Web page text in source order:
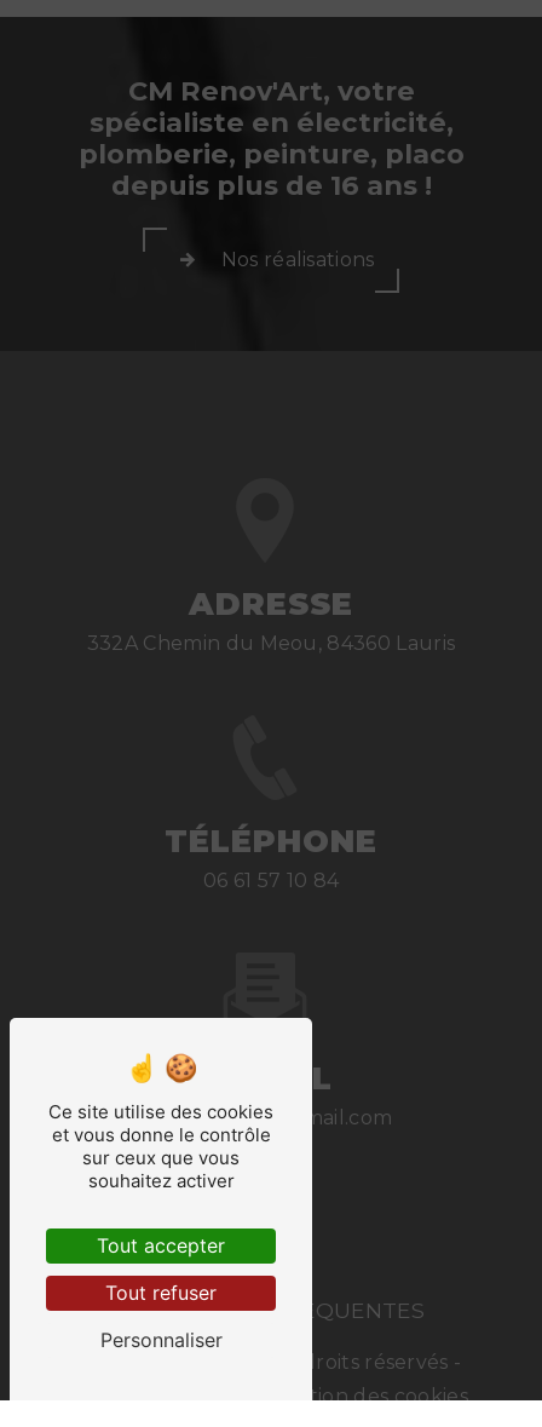
CM Renov'Art, votre
spécialiste en électricité,
plomberie, peinture, placo
depuis plus de 16 ans !
Nos réalisations
ADRESSE
332A Chemin du Meou, 84360 Lauris
TÉLÉPHONE
06 61 57 10 84
E-MAIL
cmrenovart@gmail.com
RECHERCHES FRÉQUENTES
- 2026 - Tous droits réservés -
Gestion des cookies
Ce site utilise des cookies
et vous donne le contrôle
sur ceux que vous
souhaitez activer
Tout accepter
Tout refuser
Personnaliser